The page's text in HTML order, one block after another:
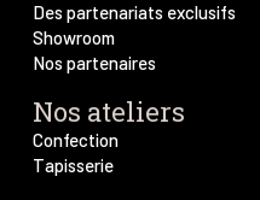
Des partenariats exclusifs
Showroom
Nos partenaires
Nos ateliers
Confection
Tapisserie